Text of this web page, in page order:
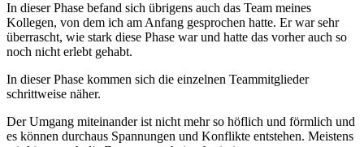
In dieser Phase befand sich übrigens auch das Team meines
Kollegen, von dem ich am Anfang gesprochen hatte. Er war sehr
überrascht, wie stark diese Phase war und hatte das vorher auch so
noch nicht erlebt gehabt.
In dieser Phase kommen sich die einzelnen Teammitglieder
schrittweise näher.
Der Umgang miteinander ist nicht mehr so höflich und förmlich und
es können durchaus Spannungen und Konflikte entstehen. Meistens